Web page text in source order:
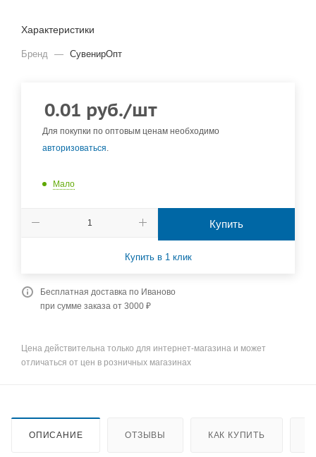
Характеристики
Бренд — СувенирОпт
0.01 руб./шт
Для покупки по оптовым ценам необходимо
авторизоваться.
Мало
Купить
Купить в 1 клик
Бесплатная доставка по Иваново
при сумме заказа от 3000 ₽
Цена действительна только для интернет-магазина и может
отличаться от цен в розничных магазинах
ОПИСАНИЕ ОТЗЫВЫ КАК КУПИТЬ